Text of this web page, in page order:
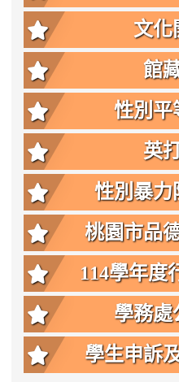
文化
館
性別平
英
性別暴力
桃園市品
114學年度
學務處
學生申訴